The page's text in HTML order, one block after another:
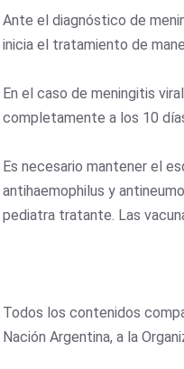
Ante el diagnóstico de
inicia el tratamiento de
En el caso de meningitis
completamente a los 10
Es necesario mantener el
antihaemophilus y
pediatra tratante. Las
Todos los contenidos
Nación Argentina, a la